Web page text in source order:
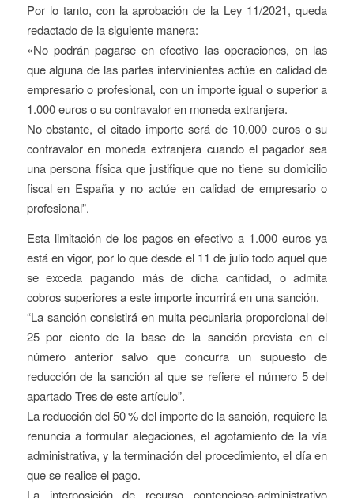
Por lo tanto, con la aprobación de la Ley 11/2021, queda
redactado de la siguiente manera:
«No podrán pagarse en efectivo las operaciones, en las
que alguna de las partes intervinientes actúe en calidad de
empresario o profesional, con un importe igual o superior a
1.000 euros o su contravalor en moneda extranjera.
No obstante, el citado importe será de 10.000 euros o su
contravalor en moneda extranjera cuando el pagador sea
una persona física que justifique que no tiene su domicilio
fiscal en España y no actúe en calidad de empresario o
profesional”.
Esta limitación de los pagos en efectivo a 1.000 euros ya
está en vigor, por lo que desde el 11 de julio todo aquel que
se exceda pagando más de dicha cantidad, o admita
cobros superiores a este importe incurrirá en una sanción.
“La sanción consistirá en multa pecuniaria proporcional del
25 por ciento de la base de la sanción prevista en el
número anterior salvo que concurra un supuesto de
reducción de la sanción al que se refiere el número 5 del
apartado Tres de este artículo”.
La reducción del 50 % del importe de la sanción, requiere la
renuncia a formular alegaciones, el agotamiento de la vía
administrativa, y la terminación del procedimiento, el día en
que se realice el pago.
La interposición de recurso contencioso-administrativo